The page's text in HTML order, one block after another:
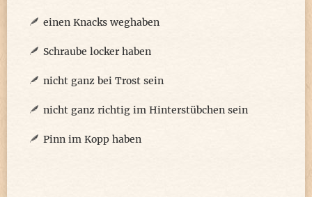
einen Knacks weghaben
Schraube locker haben
nicht ganz bei Trost sein
nicht ganz richtig im Hinterstübchen sein
Pinn im Kopp haben